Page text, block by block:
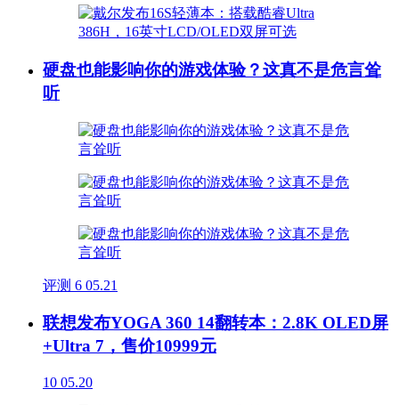
硬盘也能影响你的游戏体验？这真不是危言耸
听
评测 6 05.21
联想发布YOGA 360 14翻转本：2.8K OLED屏
+Ultra 7，售价10999元
10 05.20